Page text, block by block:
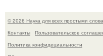
© 2026 Наука для всех простыми
Контакты
Пользовательское
Политика конфидециальности